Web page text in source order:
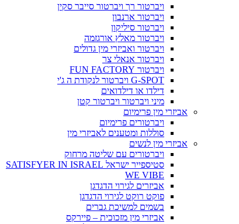
ויברטור רך ויברטור סייבר סקין
ויברטור ארנבון
ויברטור סיליקון
ויברטור מאלץ אורגזמה
ויברטור ואביזרי מין גדולים
ויברטור אנאלי צר
ויברטור FUN FACTORY
G-SPOT ויברטור לנקודת ה ג'י
דילדו או דילדואים
מיני ויברטור ויברטור קטן
אביזרי מין פרימיום
ויברטורים פרימיום
סוללות ומטענים לאביזרי מין
אביזרי מין לנשים
ויברטורים עם שליטה מרחוק
סטיספייר ישראל SATISFYER IN ISRAEL
WE VIBE
אביזרים לגירוי הדגדגן
פוקט רוקט לגירוי הדגדגן
בשמים למשיכת גברים
אביזרי מין מזכוכית – פיירקס